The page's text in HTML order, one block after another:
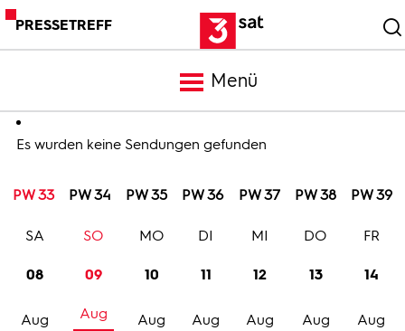
PRESSETREFF
Menü
Meldungen
Programm
Trailer
Es wurden keine Sendungen gefunden
PW 33 PW 34 PW 35 PW 36 PW 37 PW 38 PW 39
08
Aug
SA
09
Aug
SO
10
Aug
MO
11
Aug
DI
12
Aug
MI
13
Aug
DO
14
Aug
FR